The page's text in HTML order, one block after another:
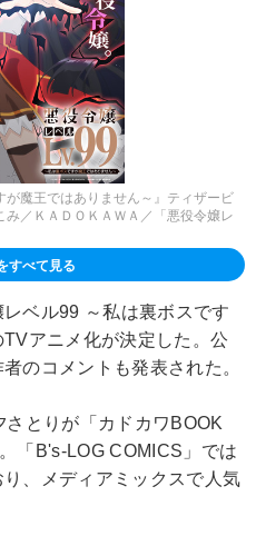
が魔王ではありません～』ティザービ
／ＫＡＤＯＫＡＷＡ／「悪役令嬢レ
すべて見る
ベル99 ～私は裏ボスです
アニメ化が決定した。公
のコメントも発表された。
さとりが「カドカワBOOK
「B's-LOG COMICS」では
、メディアミックスで人気